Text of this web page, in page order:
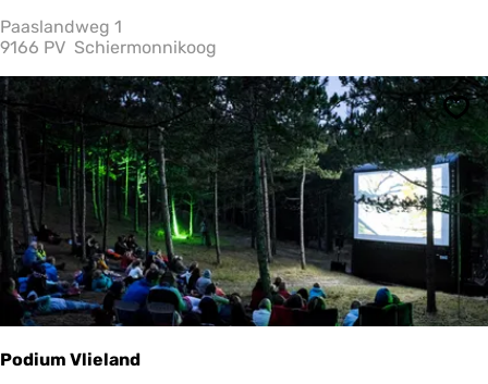
i
k
T
o
u
r
S
c
h
r
m
n
n
i
Paaslandweg 1
9166 PV Schiermonnikoog
Podium Vlieland